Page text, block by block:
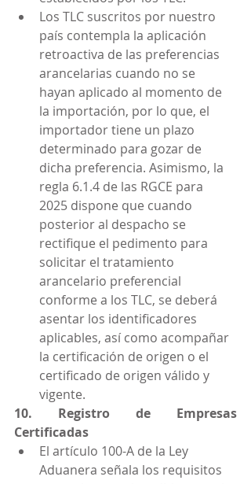
Los TLC suscritos por nuestro
país contempla la aplicación
retroactiva de las preferencias
arancelarias cuando no se
hayan aplicado al momento de
la importación, por lo que, el
importador tiene un plazo
determinado para gozar de
dicha preferencia. Asimismo, la
regla 6.1.4 de las RGCE para
2025 dispone que cuando
posterior al despacho se
rectifique el pedimento para
solicitar el tratamiento
arancelario preferencial
conforme a los TLC, se deberá
asentar los identificadores
aplicables, así como acompañar
la certificación de origen o el
certificado de origen válido y
vigente.
10. Registro de Empresas
Certificadas
El artículo 100-A de la Ley
Aduanera señala los requisitos